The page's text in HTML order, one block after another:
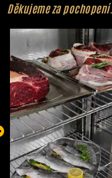
Děkujeme za pochopení.